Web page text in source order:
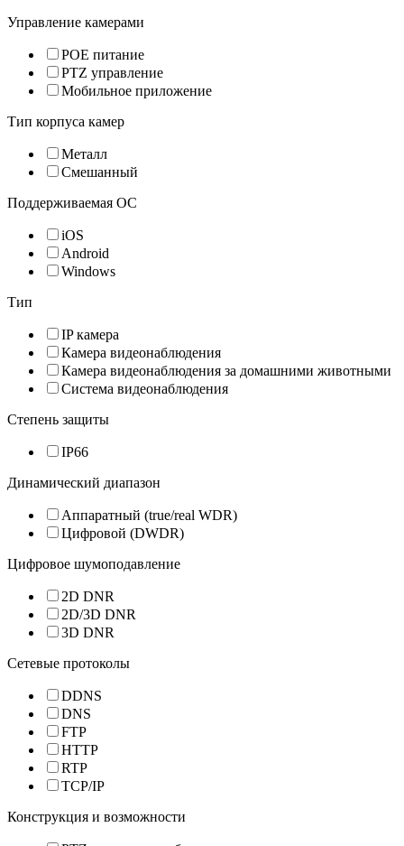
Управление камерами
POE питание
PTZ управление
Мобильное приложение
Тип корпуса камер
Металл
Смешанный
Поддерживаемая ОС
iOS
Android
Windows
Тип
IP камера
Камера видеонаблюдения
Камера видеонаблюдения за домашними животными
Система видеонаблюдения
Степень защиты
IP66
Динамический диапазон
Аппаратный (true/real WDR)
Цифровой (DWDR)
Цифровое шумоподавление
2D DNR
2D/3D DNR
3D DNR
Сетевые протоколы
DDNS
DNS
FTP
HTTP
RTP
TCP/IP
Конструкция и возможности